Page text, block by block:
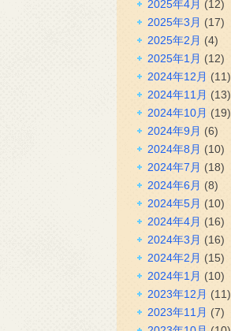
2025年4月 (12)
2025年3月 (17)
2025年2月 (4)
2025年1月 (12)
2024年12月 (11)
2024年11月 (13)
2024年10月 (19)
2024年9月 (6)
2024年8月 (10)
2024年7月 (18)
2024年6月 (8)
2024年5月 (10)
2024年4月 (16)
2024年3月 (16)
2024年2月 (15)
2024年1月 (10)
2023年12月 (11)
2023年11月 (7)